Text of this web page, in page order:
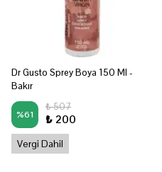
Dr Gusto Sprey Boya 150 Ml -
Bakır
%61
₺ 507
₺ 200
Vergi Dahil